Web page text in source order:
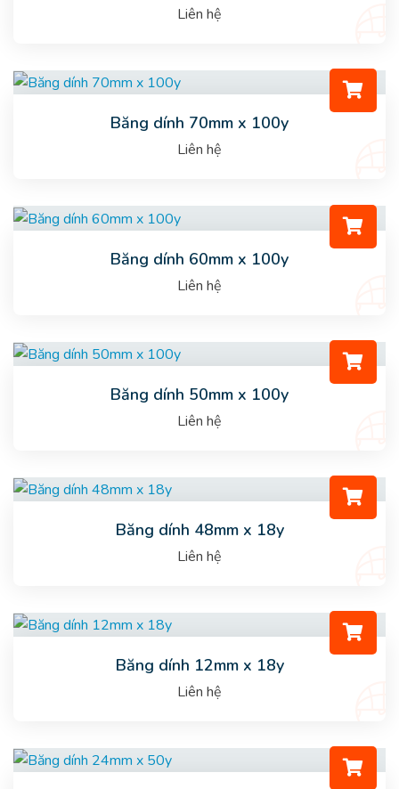
Liên hệ
Băng dính 70mm x 100y
Liên hệ
Băng dính 60mm x 100y
Liên hệ
Băng dính 50mm x 100y
Liên hệ
Băng dính 48mm x 18y
Liên hệ
Băng dính 12mm x 18y
Liên hệ